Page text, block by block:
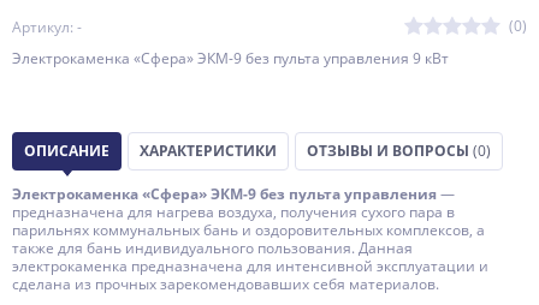
Артикул: -
(0)
Электрокаменка «Сфера» ЭКМ-9 без пульта управления 9 кВт
ОПИСАНИЕ ХАРАКТЕРИСТИКИ ОТЗЫВЫ И ВОПРОСЫ (0)
Электрокаменка «Сфера» ЭКМ-9 без пульта управления—
предназначена для нагрева воздуха, получения сухого пара в
парильнях коммунальных бань и оздоровительных комплексов, а
также для бань индивидуального пользования. Данная
электрокаменка предназначена для интенсивной эксплуатации и
сделана из прочных зарекомендовавших себя материалов.